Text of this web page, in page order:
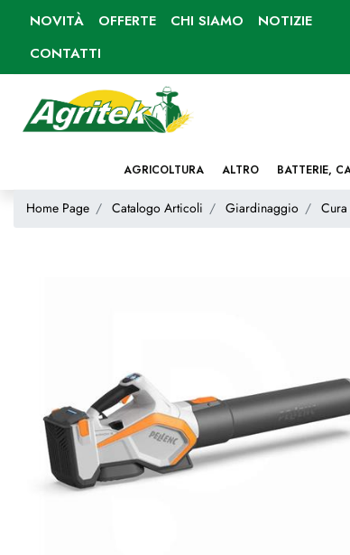
NOVITÀ OFFERTE CHI SIAMO
NOTIZIE
CONTATTI
AGRICOLTURA ALTRO BATTERIE,
Home Page Catalogo Articoli Giardinaggio